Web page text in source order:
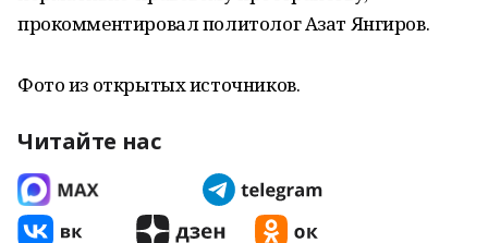
прокомментировал политолог Азат Янгиров.
Фото из открытых источников.
Читайте нас